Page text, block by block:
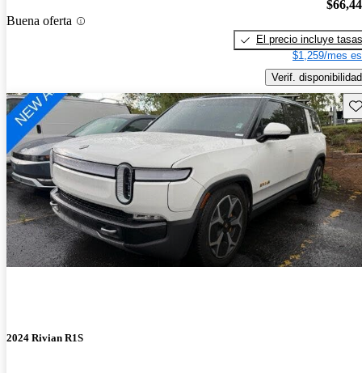
Buena oferta
El precio incluye tasas
$1,259/mes
Verif. disponibilidad
2024 Rivian R1S